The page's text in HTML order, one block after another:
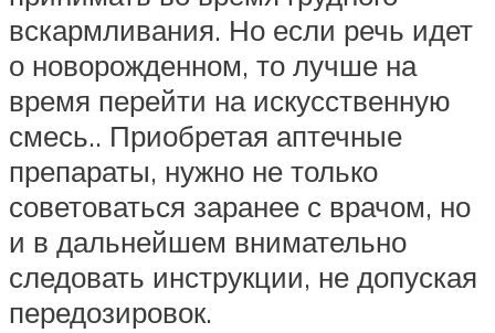
вскармливания. Но если речь идет
о новорожденном, то лучше на
время перейти на искусственную
смесь.. Приобретая аптечные
препараты, нужно не только
советоваться заранее с врачом, но
и в дальнейшем внимательно
следовать инструкции, не допуская
передозировок.